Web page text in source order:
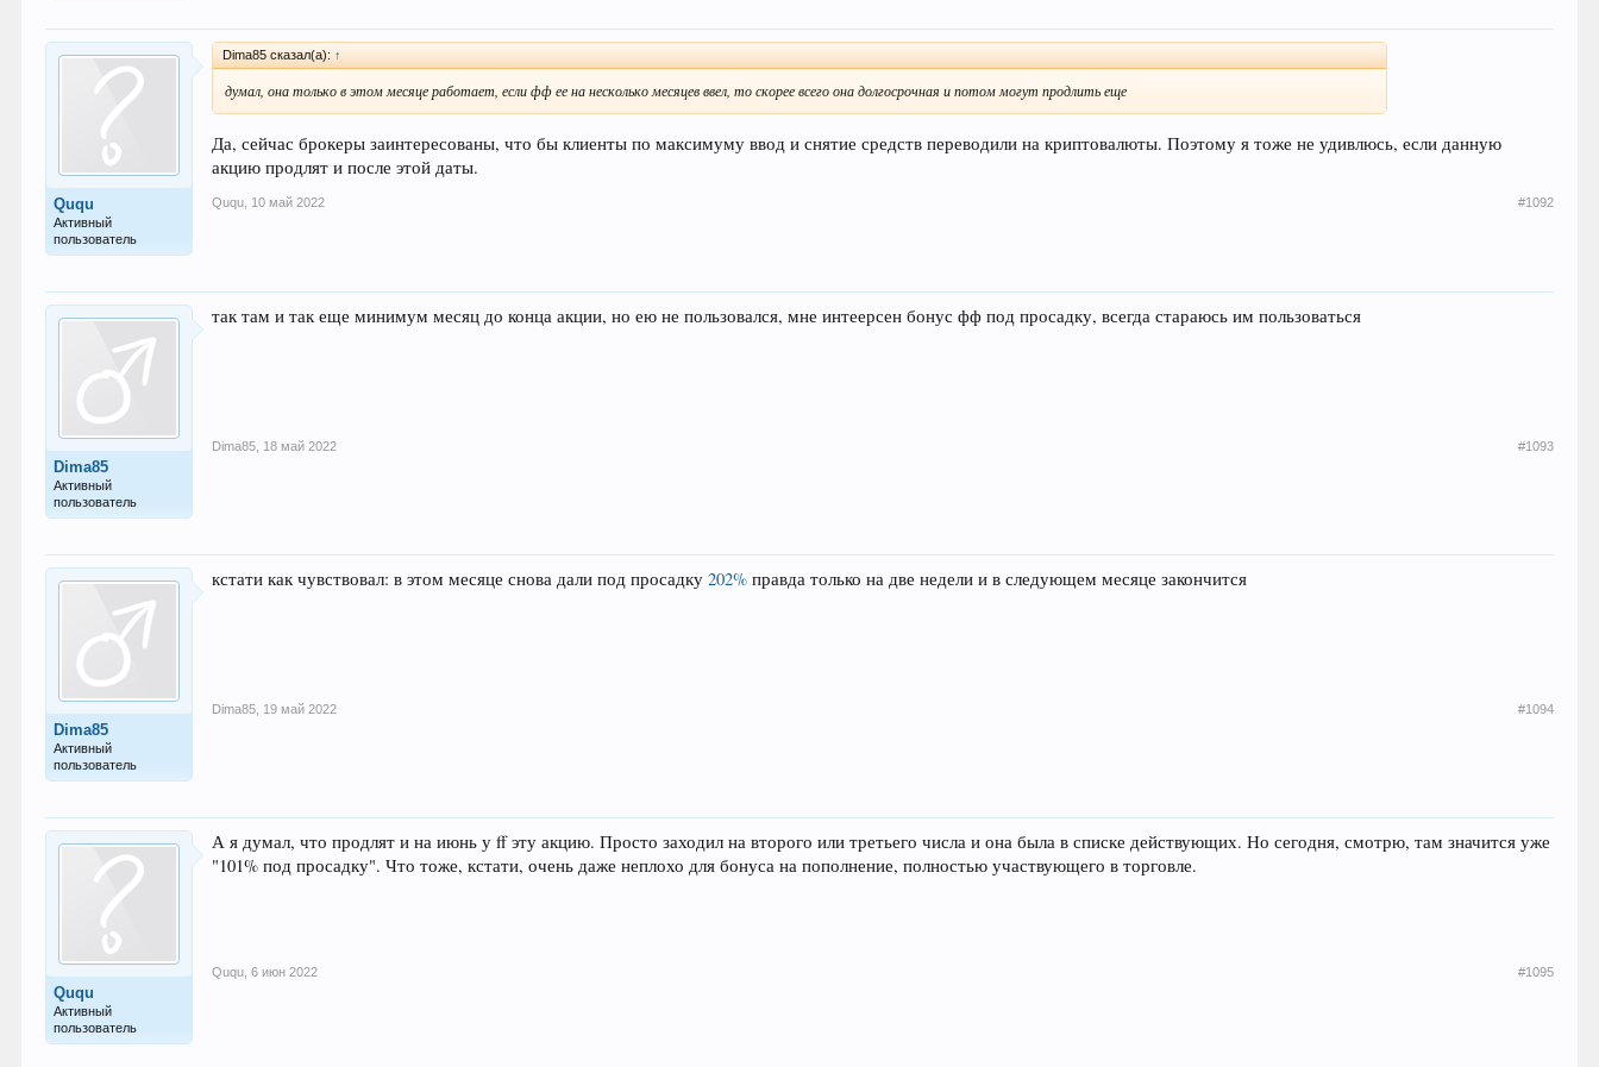
Ququ
Активный
пользователь
Dima85 сказал(а): ↑
думал, она только в этом месяце работает, если фф ее на несколько месяцев ввел, то скорее всего она долгосрочная и потом могут продлить еще
Да, сейчас брокеры заинтересованы, что бы клиенты по максимуму ввод и снятие средств переводили на криптовалюты. Поэтому я тоже не удивлюсь, если данную
акцию продлят и после этой даты.
Ququ 10 май 2022 #1092
Dima85
Активный
пользователь
так там и так еще минимум месяц до конца акции, но ею не пользовался, мне интеерсен бонус фф под просадку, всегда стараюсь им пользоваться
Dima85 18 май 2022 #1093
Dima85
Активный
пользователь
кстати как чувствовал: в этом месяце снова дали под просадку202%правда только на две недели и в следующем месяце закончится
Dima85 19 май 2022 #1094
Ququ
Активный
пользователь
А я думал, что продлят и на июнь у ff эту акцию. Просто заходил на второго или третьего числа и она была в списке действующих. Но сегодня, смотрю, там значится уже
"101% под просадку". Что тоже, кстати, очень даже неплохо для бонуса на пополнение, полностью участвующего в торговле.
Ququ 6 июн 2022 #1095